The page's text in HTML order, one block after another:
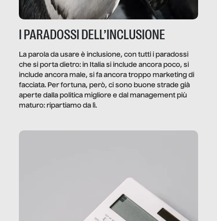
I PARADOSSI DELL’INCLUSIONE
La parola da usare è inclusione, con tutti i paradossi
che si porta dietro: in Italia si include ancora poco, si
include ancora male, si fa ancora troppo marketing di
facciata. Per fortuna, però, ci sono buone strade già
aperte dalla politica migliore e dal management più
maturo: ripartiamo da lì.